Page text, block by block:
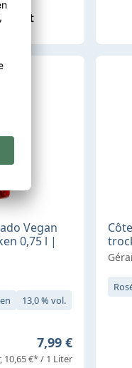
Vegan
0,75 l |
13,0 % vol.
Regulärer Preis:
7,99 €
10,65 €* / 1 Liter